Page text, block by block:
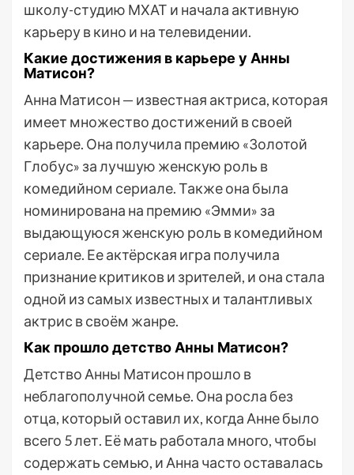
школу-студию МХАТ и начала активную
карьеру в кино и на телевидении.
Какие достижения в карьере у Анны
Матисон?
Анна Матисон — известная актриса, которая
имеет множество достижений в своей
карьере. Она получила премию «Золотой
Глобус» за лучшую женскую роль в
комедийном сериале. Также она была
номинирована на премию «Эмми» за
выдающуюся женскую роль в комедийном
сериале. Ее актёрская игра получила
признание критиков и зрителей, и она стала
одной из самых известных и талантливых
актрис в своём жанре.
Как прошло детство Анны Матисон?
Детство Анны Матисон прошло в
неблагополучной семье. Она росла без
отца, который оставил их, когда Анне было
всего 5 лет. Её мать работала много, чтобы
содержать семью, и Анна часто оставалась